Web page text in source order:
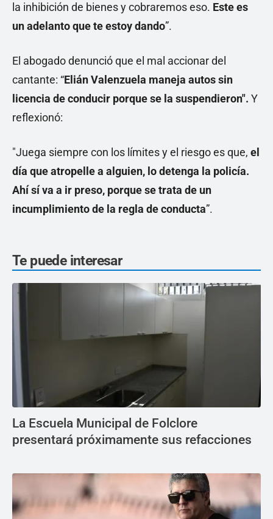
la inhibición de bienes y cobraremos eso. Este es
un adelanto que te estoy dando”.
El abogado denunció que el mal accionar del
cantante: “Elián Valenzuela maneja autos sin
licencia de conducir porque se la suspendieron". Y
reflexionó:
"Juega siempre con los límites y el riesgo es que, el
día que atropelle a alguien, lo detenga la policía.
Ahí sí va a ir preso, porque se trata de un
incumplimiento de la regla de conducta”.
Te puede interesar
La Escuela Municipal de Folclore
presentará próximamente sus refacciones